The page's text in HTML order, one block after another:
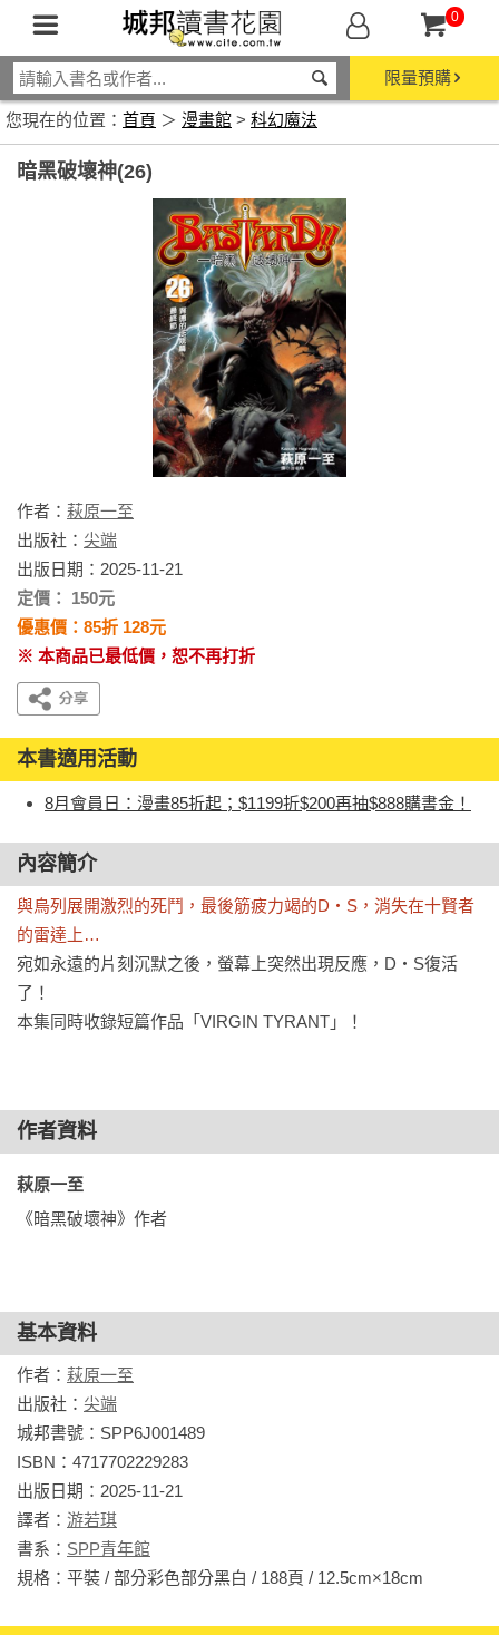
0
限量預購
您現在的位置： 首頁 ＞ 漫畫館 > 科幻魔法
暗黑破壞神(26)
作者： 萩原一至
出版社： 尖端
出版日期：2025-11-21
定價： 150元
優惠價：85折 128元
※ 本商品已最低價，恕不再打折
本書適用活動
8月會員日：漫畫85折起；$1199折$200再抽$888購書金！
內容簡介
與烏列展開激烈的死鬥，最後筋疲力竭的D‧S，消失在十賢者
的雷達上…
宛如永遠的片刻沉默之後，螢幕上突然出現反應，D‧S復活
了！
本集同時收錄短篇作品「VIRGIN TYRANT」！
作者資料
萩原一至
《暗黑破壞神》作者
基本資料
作者： 萩原一至
出版社： 尖端
城邦書號：SPP6J001489
ISBN：4717702229283
出版日期：2025-11-21
譯者： 游若琪
書系： SPP青年館